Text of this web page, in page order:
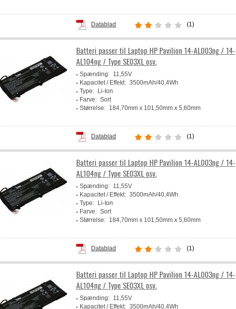
Datablad (1)
Batteri passer til Laptop HP Pavilion 14-AL003ng / 14-
AL104ng / Type SE03XL osv.
Spænding:
11,55V
Kapacitet / Effekt: 3500mAh/40,4Wh
Type:
Li-Ion
Farve: Sort
Størrelse:
184,70mm x 101,50mm x 5,60mm
Datablad (1)
Batteri passer til Laptop HP Pavilion 14-AL003ng / 14-
AL104ng / Type SE03XL osv.
Spænding:
11,55V
Kapacitet / Effekt: 3500mAh/40,4Wh
Type:
Li-Ion
Farve: Sort
Størrelse:
184,70mm x 101,50mm x 5,60mm
Datablad (1)
Batteri passer til Laptop HP Pavilion 14-AL003ng / 14-
AL104ng / Type SE03XL osv.
Spænding:
11,55V
Kapacitet / Effekt: 3500mAh/40,4Wh